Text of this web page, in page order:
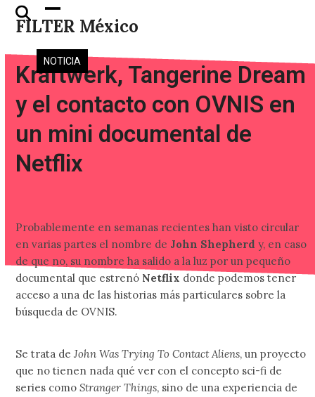
Skip
FILTER México
Open
mobile
menu
Close
mobile
menu
NOTICIA
Kraftwerk, Tangerine Dream
y el contacto con OVNIS en
un mini documental de
Netflix
Probablemente en semanas recientes han visto circular
en varias partes el nombre de John Shepherd y, en caso
de que no, su nombre ha salido a la luz por un pequeño
documental que estrenó Netflix donde podemos tener
acceso a una de las historias más particulares sobre la
búsqueda de OVNIS.
Se trata deJohn Was Trying To Contact Aliens, un proyecto
que no tienen nada qué ver con el concepto sci-fi de
series comoStranger Things, sino de una experiencia de